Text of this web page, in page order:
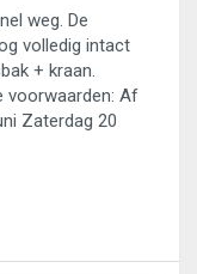
weg. De
volledig intact
+ kraan.
voorwaarden: Af
Zaterdag 20